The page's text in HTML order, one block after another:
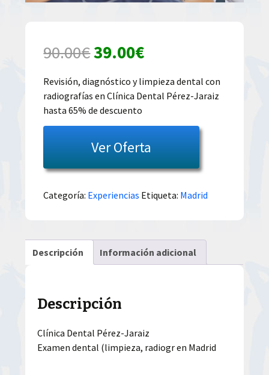
90.00€El
precio
original
era:
90.00€.
39.00€El
precio
actual
es:
39.00€.
Revisión, diagnóstico y limpieza dental con
radiografías en Clínica Dental Pérez-Jaraiz
hasta 65% de descuento
Ver Oferta
Categoría: Experiencias Etiqueta: Madrid
Descripción Información adicional
Descripción
Clínica Dental Pérez-Jaraiz
Examen dental (limpieza, radiogr en Madrid